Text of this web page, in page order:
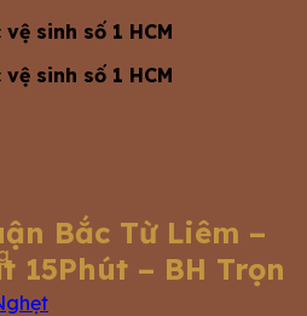
sinh số 1 HCM
sinh số 1 HCM
Bắc Từ Liêm –
15Phút – BH Trọn